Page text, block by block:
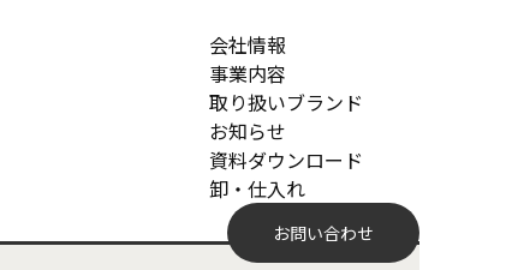
会社情報
事業内容
取り扱いブランド
お知らせ
資料ダウンロード
卸・仕入れ
お問い合わせ